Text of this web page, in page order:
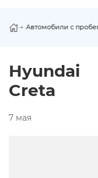
Автомобили с
Hyundai
Creta
7 мая